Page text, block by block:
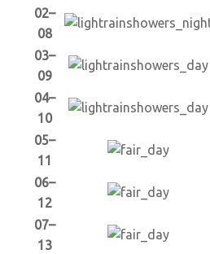
02–
08
03–
09
04–
10
05–
11
06–
12
07–
13